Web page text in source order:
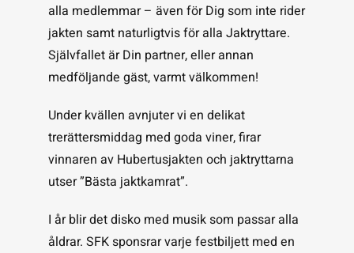
alla medlemmar – även för Dig som inte rider
jakten samt naturligtvis för alla Jaktryttare.
Självfallet är Din partner, eller annan
medföljande gäst, varmt välkommen!
Under kvällen avnjuter vi en delikat
trerättersmiddag med goda viner, firar
vinnaren av Hubertusjakten och jaktryttarna
utser ”Bästa jaktkamrat”.
I år blir det disko med musik som passar alla
åldrar. SFK sponsrar varje festbiljett med en